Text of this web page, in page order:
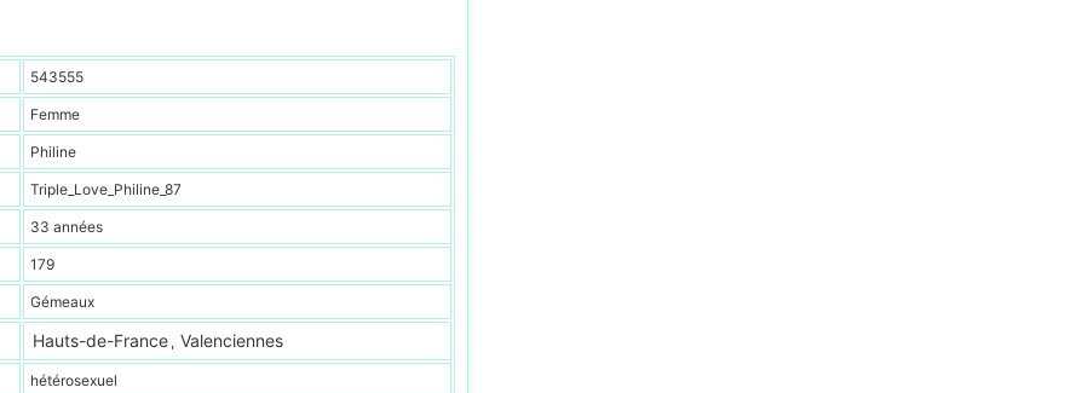
543555
Femme
Philine
Triple_Love_Philine_87
33 années
179
Gémeaux
Hauts-de-France , Valenciennes
hétérosexuel